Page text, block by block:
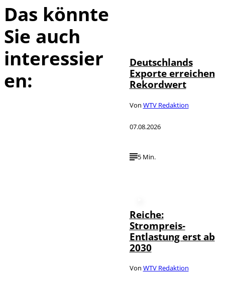
Das könnte
Sie auch
interessier
en:
Deutschlands
Exporte erreichen
Rekordwert
Von WTV Redaktion
07.08.2026
5 Min.
Reiche:
Strompreis-
Entlastung erst ab
2030
Von WTV Redaktion